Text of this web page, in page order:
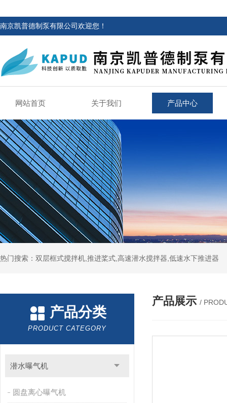
南京凯普德制泵有限公司欢迎您！
网站首页 关于我们 产品中心
热门搜索：双层框式搅拌机,推进桨式,高速潜水搅拌器,低速水下推进器
产品分类
PRODUCT CATEGORY
潜水曝气机
圆盘离心曝气机
产品展示 /